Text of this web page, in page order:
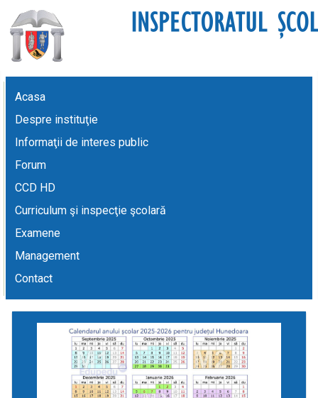
Acasa
Despre instituţie
Informaţii de interes public
Forum
CCD HD
Curriculum şi inspecţie şcolară
Examene
Management
Contact